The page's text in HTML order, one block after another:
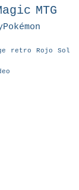
MTG
retro Rojo Sol